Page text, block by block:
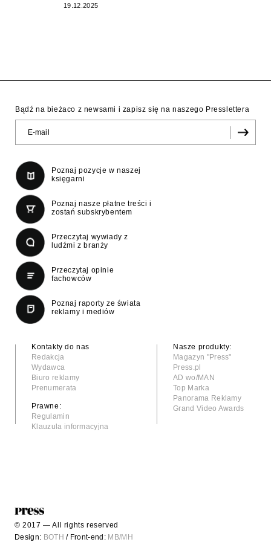
19.12.2025
Bądź na bieżaco z newsami i zapisz się na naszego Presslettera
Poznaj pozycje w naszej
księgarni
Poznaj nasze płatne treści i
zostań subskrybentem
Przeczytaj wywiady z
ludźmi z branży
Przeczytaj opinie
fachowców
Poznaj raporty ze świata
reklamy i mediów
Kontakty do nas
Redakcja
Wydawca
Biuro reklamy
Prenumerata
Prawne:
Regulamin
Klauzula informacyjna
Nasze produkty:
Magazyn "Press"
Press.pl
AD wo/MAN
Top Marka
Panorama Reklamy
Grand Video Awards
Design: BOTH / Front-end: MB/MH
© 2017 — All rights reserved